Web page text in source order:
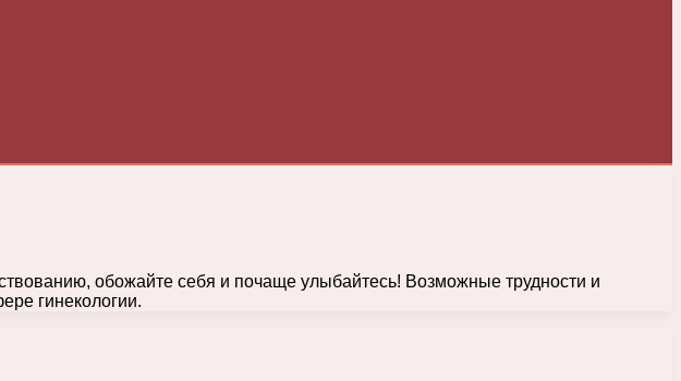
обожайте себя и почаще улыбайтесь! Возможные трудности и
гинекологии.